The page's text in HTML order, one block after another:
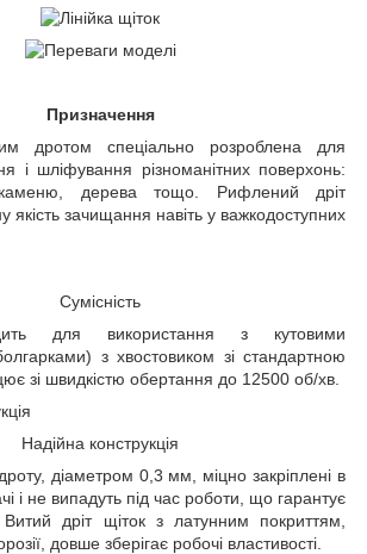
Призначення
дротом спеціально розроблена для
і шліфування різноманітних поверхонь:
дерева тощо. Рифлений дріт
якість зачищання навіть у важкодоступних
Сумісність
для використання з кутовими
з хвостовиком зі стандартною
зі швидкістю обертання до 12500 об/хв.
Надійна конструкція
діаметром 0,3 мм, міцно закріплені в
і не випадуть під час роботи, що гарантує
дріт щіток з латунним покриттям,
довше зберігає робочі властивості.